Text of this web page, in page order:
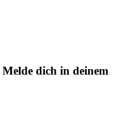
Melde dich in deinem